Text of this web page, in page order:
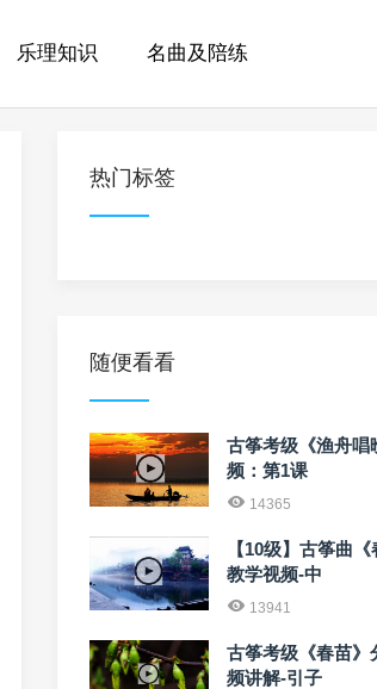
乐理知识 名曲及陪练
热门标签
随便看看
古筝考级《渔舟唱
频：第1课
14365
【10级】古筝曲《
教学视频-中
13941
古筝考级《春苗》
频讲解-引子